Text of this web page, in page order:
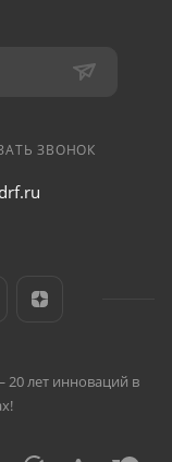
ЗВОНОК
20 лет инноваций в